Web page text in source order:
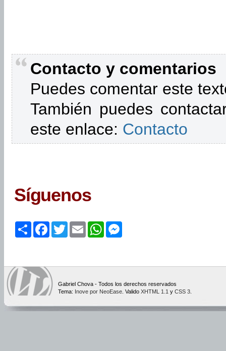
Contacto y comentarios
Puedes comentar este
También puedes
este enlace: Contacto
Síguenos
ShareFacebook
TwitterEmailWhatsApp
Gabriel Chova - Todos los derechos reservados
Tema: Inove por NeoEase . Valido XHTML 1.1 y CSS 3